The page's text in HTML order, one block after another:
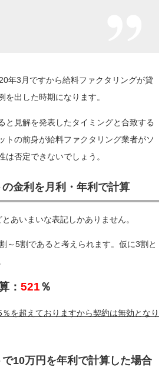
年3月ですから給料ファクタリングが貸
を出した時期になります。
と見解を発表したタイミングと合致する
トの前身が給料ファクタリング業者がソ
は否定できないでしょう。
金利を月利・年利で計算
あいまいな表記しかありません。
～5割であると考えられます。仮に3割と
： 521％
を超えておりますから契約は無効となり
10万円を年利で計算した場合